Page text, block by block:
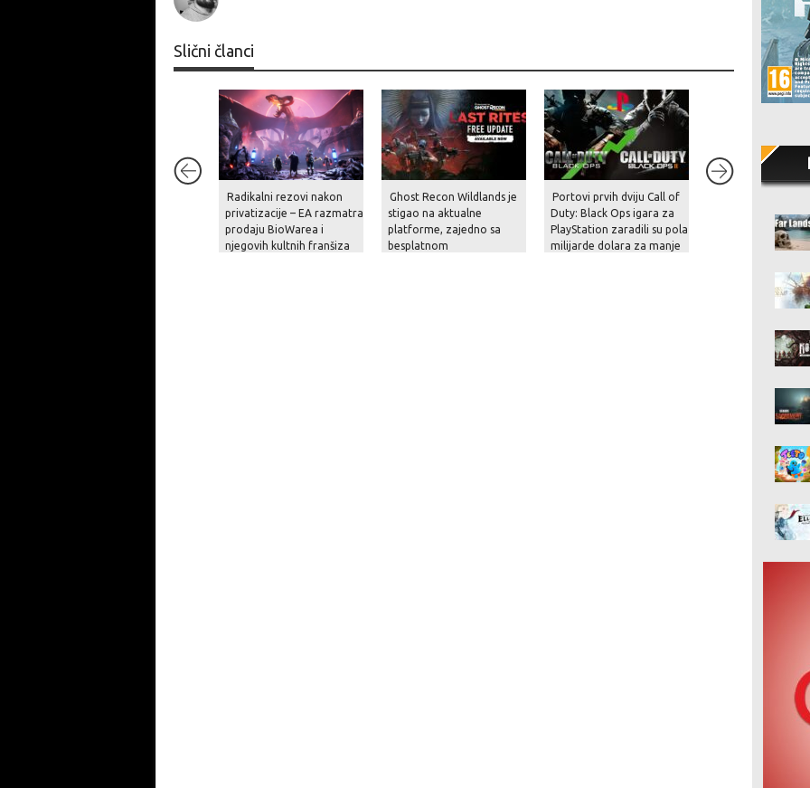
Slični članci
Radikalni rezovi nakon
privatizacije – EA razmatra
prodaju BioWarea i
njegovih kultnih franšiza
Ghost Recon Wildlands je
stigao na aktualne
platforme, zajedno sa
besplatnom
Portovi prvih dviju Call of
Duty: Black Ops igara za
PlayStation zaradili su pola
milijarde dolara za manje
prekinuo šutnju –
prikaz za GTA VI
krajem kolovoza i